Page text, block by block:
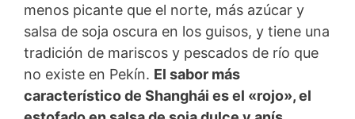
menos picante que el norte, más azúcar y
salsa de soja oscura en los guisos, y tiene una
tradición de mariscos y pescados de río que
no existe en Pekín. El sabor más
característico de Shanghái es el «rojo», el